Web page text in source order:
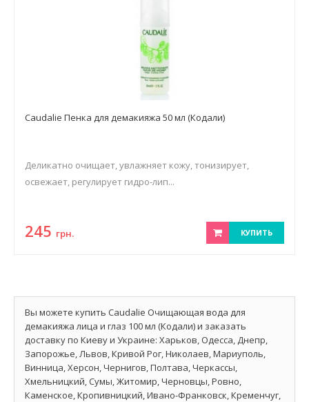
Caudalie Пенка для демакияжа 50 мл (Кодали)
Деликатно очищает, увлажняет кожу, тонизирует,
освежает, регулирует гидро-лип...
245 грн. КУПИТЬ
Вы можете купить Caudalie Очищающая вода для
демакияжа лица и глаз 100 мл (Кодали) и заказать
доставку по Киеву и Украине: Харьков, Одесса, Днепр,
Запорожье, Львов, Кривой Рог, Николаев, Мариуполь,
Винница, Херсон, Чернигов, Полтава, Черкассы,
Хмельницкий, Сумы, Житомир, Черновцы, Ровно,
Каменское, Кропивницкий, Ивано-Франковск, Кременчуг,